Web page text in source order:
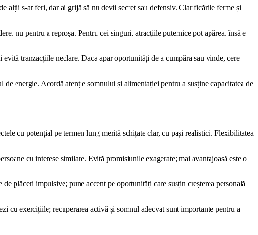
alții s-ar feri, dar ai grijă să nu devii secret sau defensiv. Clarificările ferme și
nu pentru a reproșa. Pentru cei singuri, atracțiile puternice pot apărea, însă e
tranzacțiile neclare. Daca apar oportunități de a cumpăra sau vinde, cere
energie. Acordă atenție somnului și alimentației pentru a susține capacitatea de
cu potențial pe termen lung merită schițate clar, cu pași realistici. Flexibilitatea
cu interese similare. Evită promisiunile exagerate; mai avantajoasă este o
plăceri impulsive; pune accent pe oportunități care susțin creșterea personală
cu exercițiile; recuperarea activă și somnul adecvat sunt importante pentru a